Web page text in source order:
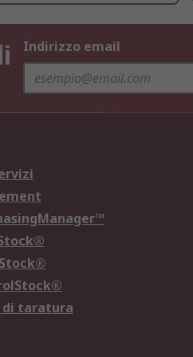
Indirizzo email
di taratura